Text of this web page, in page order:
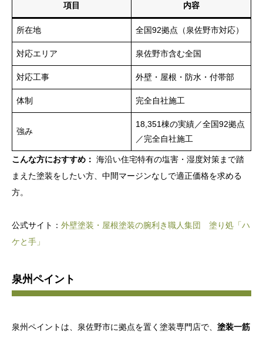
項目 内容
所在地 全国92拠点（泉佐野市対応）
対応エリア 泉佐野市含む全国
対応工事 外壁・屋根・防水・付帯部
体制 完全自社施工
強み
18,351棟の実績／全国92拠点
／完全自社施工
こんな方におすすめ： 海沿い住宅特有の塩害・湿度対策まで踏
まえた塗装をしたい方、中間マージンなしで適正価格を求める
方。
公式サイト： 外壁塗装・屋根塗装の腕利き職人集団 塗り処「ハ
ケと手」
泉州ペイント
泉州ペイントは、泉佐野市に拠点を置く塗装専門店で、 塗装一筋